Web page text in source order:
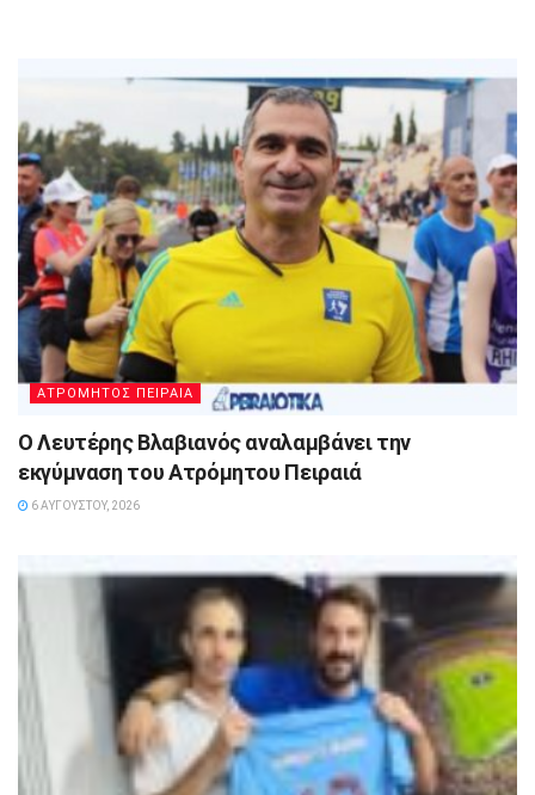
ΑΤΡΟΜΗΤΟΣ ΠΕΙΡΑΙΑ
Ο Λευτέρης Βλαβιανός αναλαμβάνει την
εκγύμναση του Ατρόμητου Πειραιά
6 ΑΥΓΟΎΣΤΟΥ, 2026